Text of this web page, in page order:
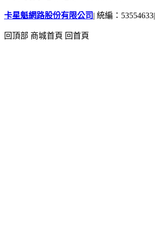
卡星魁網路股份有限公司 | 統編：53554633|
回頂部 商城首頁 回首頁